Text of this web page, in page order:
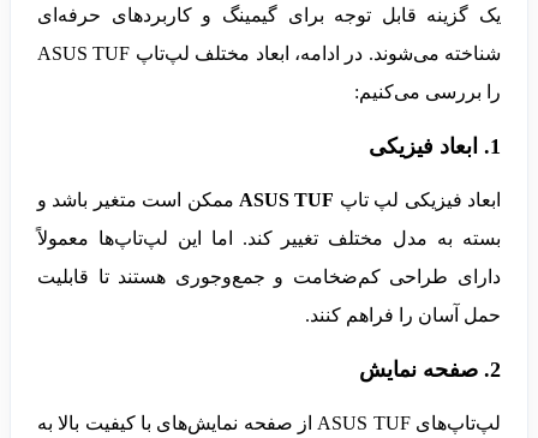
یک گزینه قابل توجه برای گیمینگ و کاربردهای حرفه‌ای
شناخته می‌شوند. در ادامه، ابعاد مختلف لپ‌تاپ ASUS TUF
را بررسی می‌کنیم:
1. ابعاد فیزیکی
ابعاد فیزیکی لپ تاپ
ممکن است متغیر باشد و
بسته به مدل مختلف تغییر کند. اما این لپ‌تاپ‌ها معمولاً
دارای طراحی کم‌ضخامت و جمع‌وجوری هستند تا قابلیت
حمل آسان را فراهم کنند.
2. صفحه نمایش
لپ‌تاپ‌های ASUS TUF از صفحه نمایش‌های با کیفیت بالا به